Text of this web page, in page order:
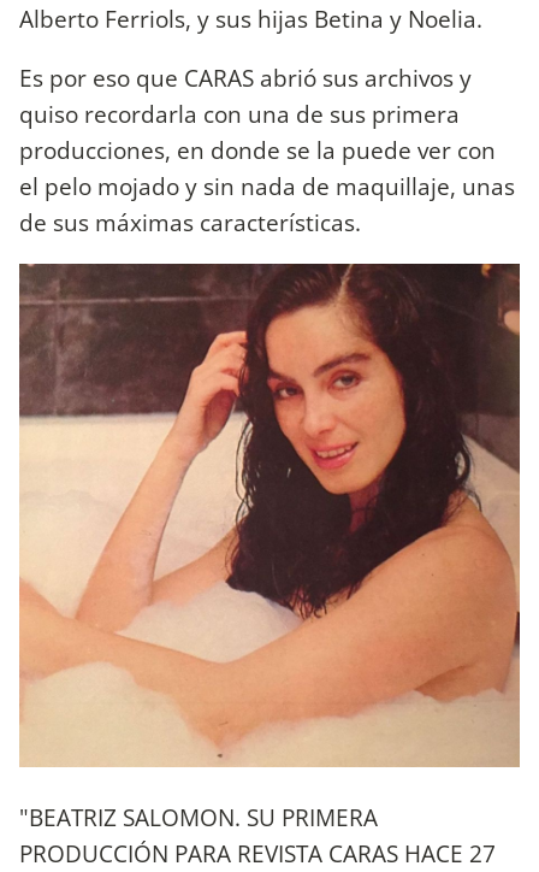
Alberto Ferriols, y sus hijas Betina y Noelia.
Es por eso que CARAS abrió sus archivos y
quiso recordarla con una de sus primera
producciones, en donde se la puede ver con
el pelo mojado y sin nada de maquillaje, unas
de sus máximas características.
"BEATRIZ SALOMON. SU PRIMERA
PRODUCCIÓN PARA REVISTA CARAS HACE 27